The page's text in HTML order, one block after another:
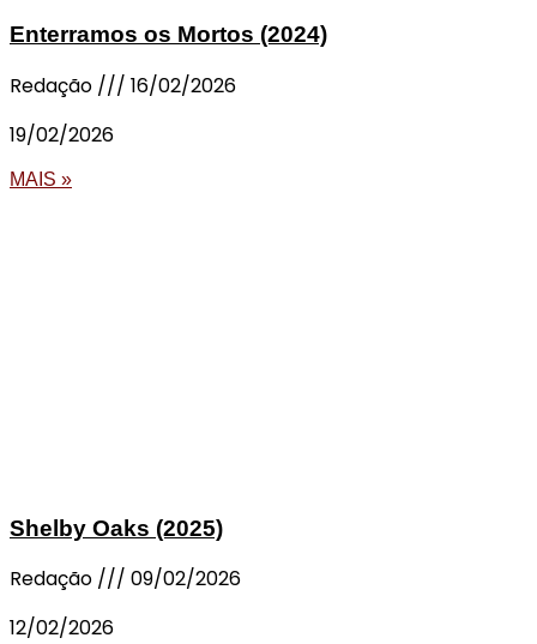
Enterramos os Mortos (2024)
Redação
16/02/2026
19/02/2026
MAIS »
Shelby Oaks (2025)
Redação
09/02/2026
12/02/2026